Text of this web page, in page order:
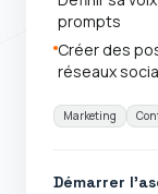
prompts
Créer des
réseaux
Marketing
Démarrer